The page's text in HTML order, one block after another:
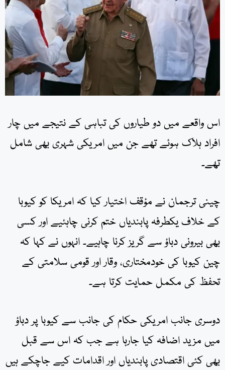
اس واقعے میں دو طیاروں کی تباہی کے نتیجے میں چار
افراد ہلاک ہوئے تھے جن میں امریکی شہری بھی شامل
تھے۔
چینی ترجمان نے مؤقف اختیار کیا کہ امریکا کو کیوبا
کے خلاف یکطرفہ پابندیاں ختم کرنی چاہئیے اور کسی
بھی بیرونی دباؤ سے گریز کرنا چاہیے۔ انہوں نے کہا کہ
چین کیوبا کی خودمختاری، وقار اور قومی سلامتی کے
تحفظ کی مکمل حمایت کرتا ہے۔
دوسری جانب امریکی حکام کی جانب سے کیوبا پر دباؤ
میں مزید اضافہ کیا جارہا ہے جب کہ اس سے قبل
بھی کئی اقتصادی پابندیاں اور اقدامات کیے جاچکے ہیں